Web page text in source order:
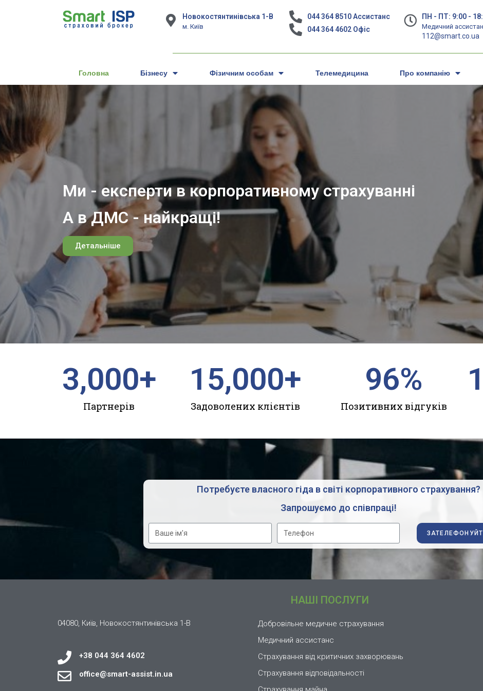
Новокостянтинівська 1-В
м. Київ
044 364 8510 Ассистанс
044 364 4602 Офіс
ПН - ПТ: 9:00 -
Медичний
112@smart.co.ua
Головна Бізнесу Фізичним особам Телемедицина Про компанію
Ми - експерти в корпоративному страхуванні
А в ДМС - найкращі!
Детальніше
3,000+
Партнерів
15,000+
Задоволених клієнтів
96%
Позитивних відгуків
Потребуєте власного гіда в світі корпоративного страхування?
Запрошуємо до співпраці!
04080, Київ, Новокостянтинівська 1-В
+38 044 364 4602
office@smart-assist.in.ua
НАШІ ПОСЛУГИ
Добровільне медичне страхування
Медичний ассистанс
Страхування від критичних захворювань
Страхування відповідальності